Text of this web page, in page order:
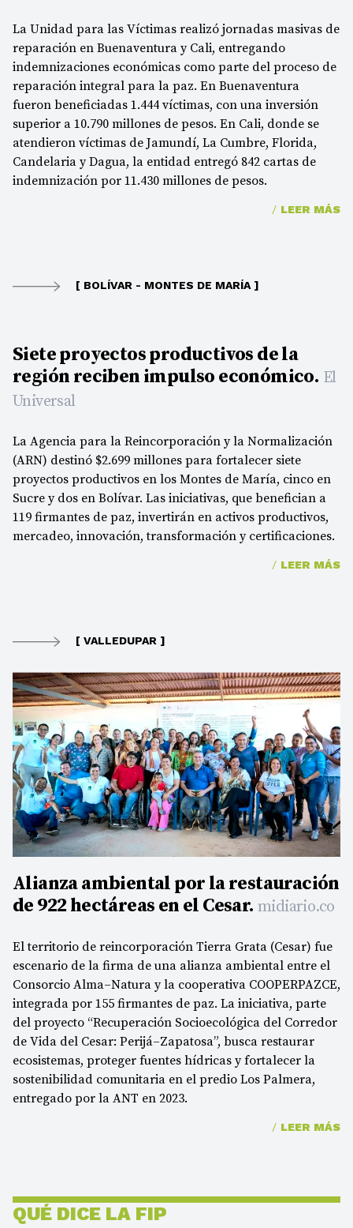
La Unidad para las Víctimas realizó jornadas masivas de
reparación en Buenaventura y Cali, entregando
indemnizaciones económicas como parte del proceso de
reparación integral para la paz. En Buenaventura
fueron beneficiadas 1.444 víctimas, con una inversión
superior a 10.790 millones de pesos. En Cali, donde se
atendieron víctimas de Jamundí, La Cumbre, Florida,
Candelaria y Dagua, la entidad entregó 842 cartas de
indemnización por 11.430 millones de pesos.
/ LEER MÁS
[ BOLÍVAR - MONTES DE MARÍA ]
Siete proyectos productivos de la
región reciben impulso económico. El
Universal
La Agencia para la Reincorporación y la Normalización
(ARN) destinó $2.699 millones para fortalecer siete
proyectos productivos en los Montes de María, cinco en
Sucre y dos en Bolívar. Las iniciativas, que benefician a
119 firmantes de paz, invertirán en activos productivos,
mercadeo, innovación, transformación y certificaciones.
/ LEER MÁS
[ VALLEDUPAR ]
Alianza ambiental por la restauración
de 922 hectáreas en el Cesar. midiario.co
El territorio de reincorporación Tierra Grata (Cesar) fue
escenario de la firma de una alianza ambiental entre el
Consorcio Alma–Natura y la cooperativa COOPERPAZCE,
integrada por 155 firmantes de paz. La iniciativa, parte
del proyecto “Recuperación Socioecológica del Corredor
de Vida del Cesar: Perijá–Zapatosa”, busca restaurar
ecosistemas, proteger fuentes hídricas y fortalecer la
sostenibilidad comunitaria en el predio Los Palmera,
entregado por la ANT en 2023.
/ LEER MÁS
QUÉ DICE LA FIP